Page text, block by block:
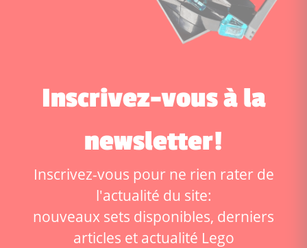
Inscrivez-vous à la
newsletter!
Inscrivez-vous pour ne rien rater de
l'actualité du site:
nouveaux sets disponibles, derniers
articles et actualité Lego